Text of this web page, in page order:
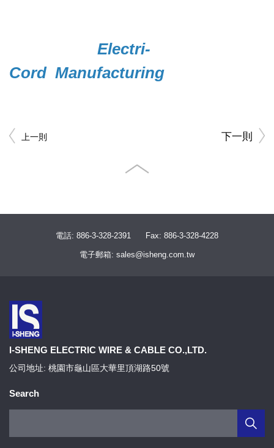
Electri-
Cord Manufacturing
上一則 下一則
電話: 886-3-328-2391 Fax: 886-3-328-4228
電子郵箱: sales@isheng.com.tw
I-SHENG ELECTRIC WIRE & CABLE CO.,LTD.
公司地址: 桃園市龜山區大華里頂湖路50號
Search